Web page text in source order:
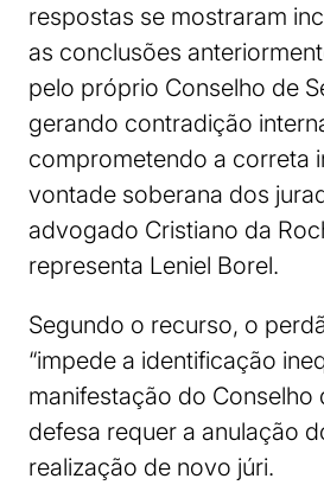
respostas se mostraram
as conclusões
pelo próprio Conselho de
gerando contradição
comprometendo a correta
vontade soberana dos
advogado Cristiano da
representa Leniel Borel.
Segundo o recurso, o
“impede a identificação
manifestação do Conselho
defesa requer a anulação
realização de novo júri.